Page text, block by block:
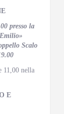
presso la
Scalo
11,00 nella
E